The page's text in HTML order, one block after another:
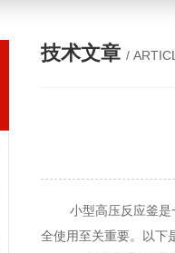
技术文章 /
小型高压反应釜是一
全使用至关重要。以下